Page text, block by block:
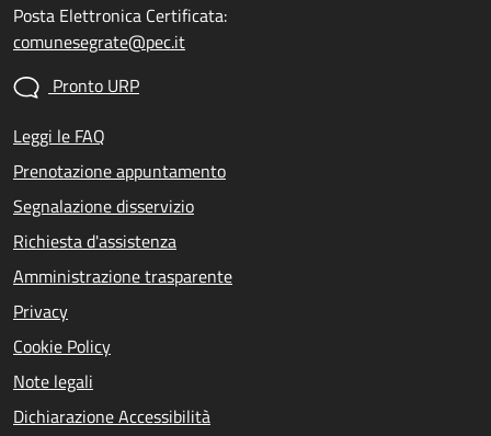
Posta Elettronica Certificata:
comunesegrate@pec.it
Pronto URP
Leggi le FAQ
Prenotazione appuntamento
Segnalazione disservizio
Richiesta d'assistenza
Amministrazione trasparente
Privacy
Cookie Policy
Note legali
Dichiarazione Accessibilità